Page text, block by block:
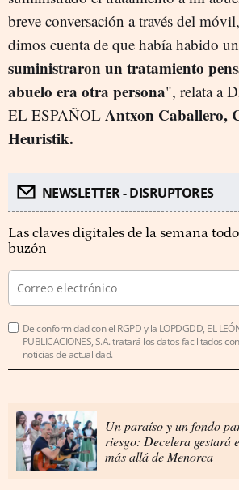
breve conversación a través del
dimos cuenta de que había habido
suministraron un tratamiento
abuelo era otra persona", relata a
EL ESPAÑOL Antxon Caballero,
Heuristik.
NEWSLETTER - DISRUPTORES
Las claves digitales de la semana
buzón
De conformidad con el RGPD y la LOPDGDD, EL
PUBLICACIONES, S.A. tratará los datos facilitados
noticias de actualidad.
Un paraíso y un fondo
riesgo: Decelera gestará
más allá de Menorca